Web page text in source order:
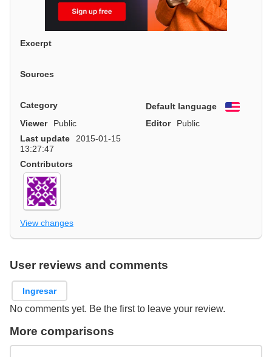
Excerpt
Sources
Category Default language
English
Viewer
Public Editor
Public
Last update
2015-01-15
13:27:47
Contributors
View changes
User reviews and comments
Ingresar
No comments yet. Be the first to leave your review.
More comparisons